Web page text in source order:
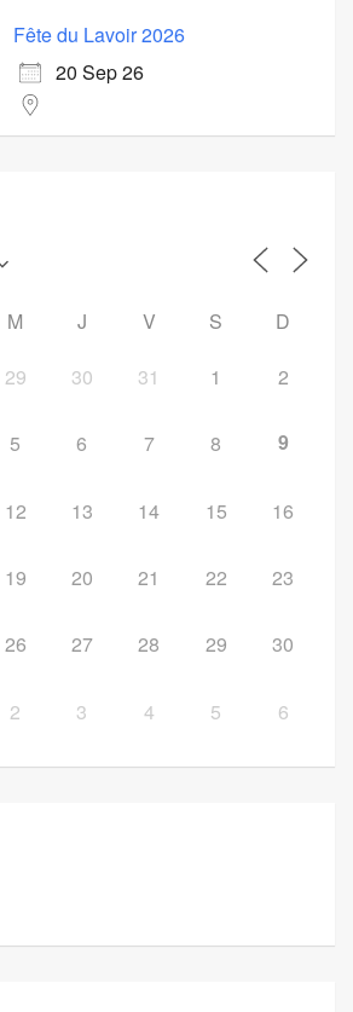
Fête du Lavoir 2026
20 Sep 26
M J V S
D
29 30 31 1 2
5 6 7 8 9
12 13 14 15 16
19 20 21 22 23
26 27 28 29 30
2 3 4 5 6